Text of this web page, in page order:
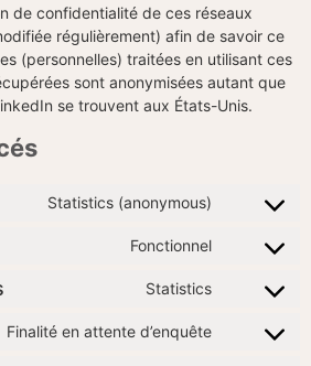
de confidentialité de ces réseaux
régulièrement) afin de savoir ce
(personnelles) traitées en utilisant ces
sont anonymisées autant que
se trouvent aux États-Unis.
Statistics (anonymous)
Fonctionnel
Statistics
Finalité en attente d’enquête